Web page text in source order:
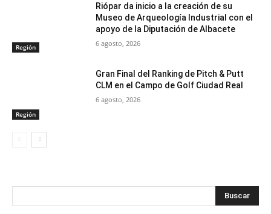
Región
Riópar da inicio a la creación de su
Museo de Arqueología Industrial con el
apoyo de la Diputación de Albacete
6 agosto, 2026
Región
Gran Final del Ranking de Pitch & Putt
CLM en el Campo de Golf Ciudad Real
6 agosto, 2026
Buscar